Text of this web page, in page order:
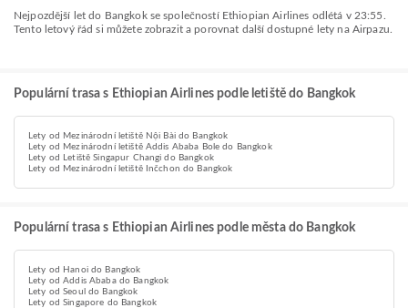
Nejpozdější let do Bangkok se společností Ethiopian Airlines odlétá v 23:55.
Tento letový řád si můžete zobrazit a porovnat další dostupné lety na Airpazu.
Populární trasa s Ethiopian Airlines podle letiště do Bangkok
Lety od Mezinárodní letiště Nội Bài do Bangkok
Lety od Mezinárodní letiště Addis Ababa Bole do Bangkok
Lety od Letiště Singapur Changi do Bangkok
Lety od Mezinárodní letiště Inčchon do Bangkok
Populární trasa s Ethiopian Airlines podle města do Bangkok
Lety od Hanoi do Bangkok
Lety od Addis Ababa do Bangkok
Lety od Seoul do Bangkok
Lety od Singapore do Bangkok